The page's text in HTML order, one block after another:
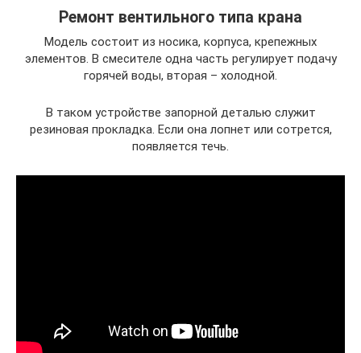
Ремонт вентильного типа крана
Модель состоит из носика, корпуса, крепежных
элементов. В смесителе одна часть регулирует подачу
горячей воды, вторая – холодной.
В таком устройстве запорной деталью служит
резиновая прокладка. Если она лопнет или сотрется,
появляется течь.